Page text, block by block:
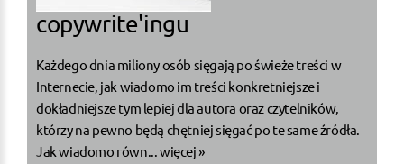
copywrite'ingu
Każdego dnia miliony osób sięgają po świeże treści w
Internecie, jak wiadomo im treści konkretniejsze i
dokładniejsze tym lepiej dla autora oraz czytelników,
którzy na pewno będą chętniej sięgać po te same źródła.
Jak wiadomo równ... więcej »